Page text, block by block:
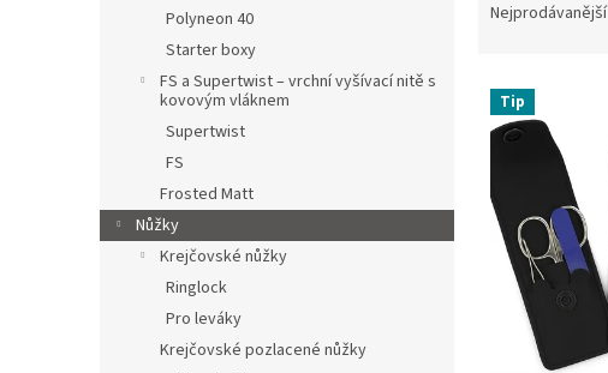
Polyneon 40
Starter boxy
FS a Supertwist – vrchní vyšívací nitě s
kovovým vláknem
Supertwist
FS
Frosted Matt
Nůžky
Krejčovské nůžky
Ringlock
Pro leváky
Krejčovské pozlacené nůžky
p
Nejprodávanější
p
Tip